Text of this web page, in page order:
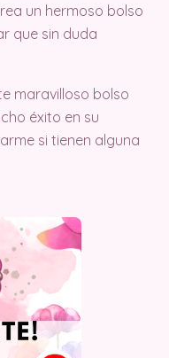
un hermoso bolso
que sin duda
maravilloso bolso
éxito en su
si tienen alguna